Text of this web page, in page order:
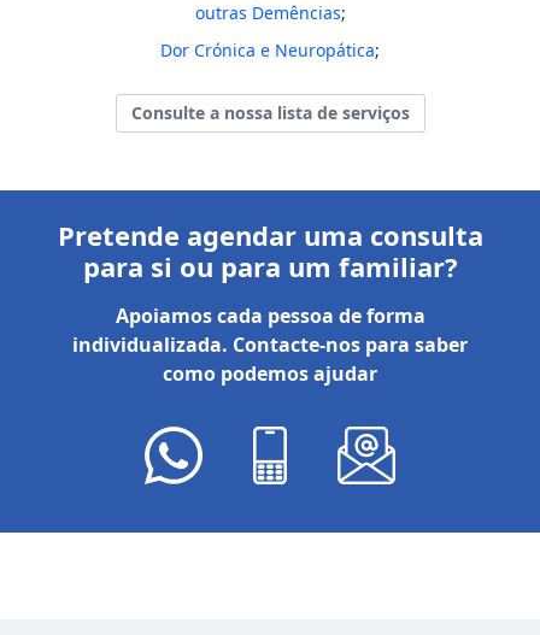
outras Demências;
Dor Crónica e Neuropática;
Consulte a nossa lista de serviços
Pretende agendar uma consulta
para si ou para um familiar?
Apoiamos cada pessoa de forma
individualizada. Contacte-nos para saber
como podemos ajudar